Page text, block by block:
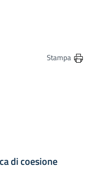
su Facebook
pagina su Twitter
questa pagina su Linkedin
questa pagina via
Stampa
di coesione